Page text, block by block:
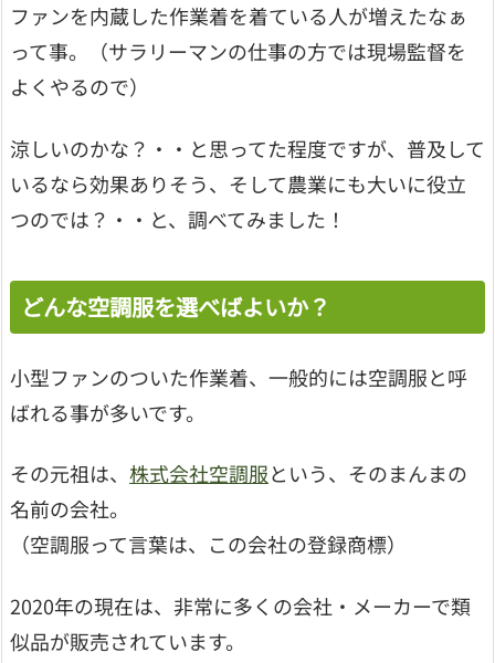
ファンを内蔵した作業着を着ている人が増えたなぁ
って事。（サラリーマンの仕事の方では現場監督を
よくやるので）
涼しいのかな？・・と思ってた程度ですが、普及して
いるなら効果ありそう、そして農業にも大いに役立
つのでは？・・と、調べてみました！
どんな空調服を選べばよいか？
小型ファンのついた作業着、一般的には空調服と呼
ばれる事が多いです。
その元祖は、 株式会社空調服という、そのまんまの
名前の会社。
（空調服って言葉は、この会社の登録商標）
2020年の現在は、非常に多くの会社・メーカーで類
似品が販売されています。